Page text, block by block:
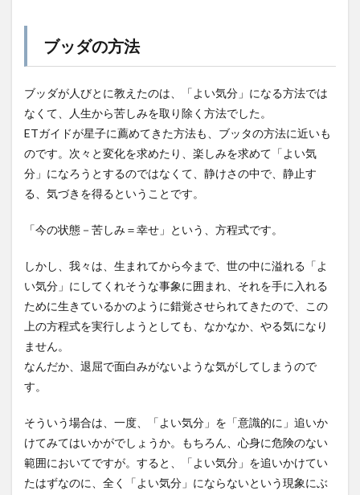
ブッダの方法
ブッダが人びとに教えたのは、「よい気分」になる方法では
なくて、人生から苦しみを取り除く方法でした。
ETガイドが星子に薦めてきた方法も、ブッタの方法に近いも
のです。次々と変化を求めたり、楽しみを求めて「よい気
分」になろうとするのではなくて、静けさの中で、静止す
る、気づきを得るということです。
「今の状態－苦しみ＝幸せ」という、方程式です。
しかし、我々は、生まれてから今まで、世の中に溢れる「よ
い気分」にしてくれそうな事象に囲まれ、それを手に入れる
ために生きているかのように錯覚させられてきたので、この
上の方程式を実行しようとしても、なかなか、やる気になり
ません。
なんだか、退屈で面白みがないような気がしてしまうので
す。
そういう場合は、一度、「よい気分」を「意識的に」追いか
けてみてはいかがでしょうか。もちろん、心身に危険のない
範囲においてですが。すると、「よい気分」を追いかけてい
たはずなのに、全く「よい気分」にならないという現象にぶ